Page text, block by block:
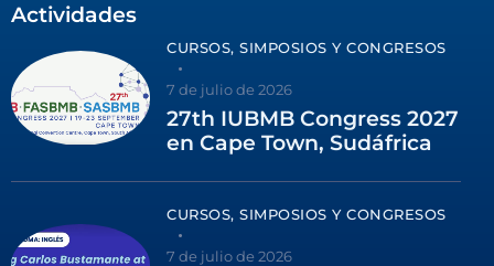
Actividades
CURSOS, SIMPOSIOS Y CONGRESOS
7 de julio de 2026
27th IUBMB Congress 2027
en Cape Town, Sudáfrica
CURSOS, SIMPOSIOS Y CONGRESOS
7 de julio de 2026